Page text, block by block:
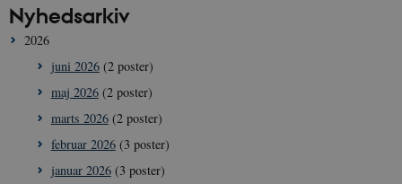
Nyhedsarkiv
2026
juni 2026(2 poster)
maj 2026(2 poster)
marts 2026(2 poster)
februar 2026(3 poster)
januar 2026(3 poster)